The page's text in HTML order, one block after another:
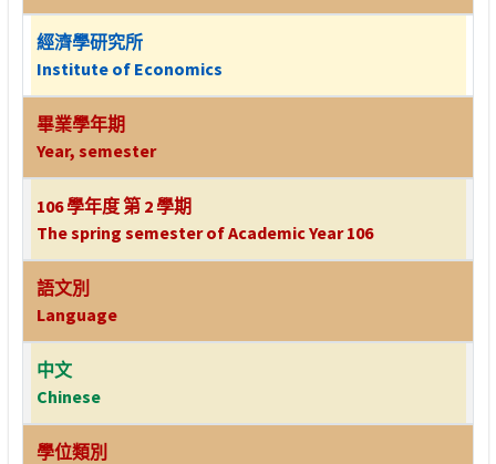
經濟學研究所
Institute of Economics
畢業學年期
Year, semester
106 學年度 第 2 學期
The spring semester of Academic Year 106
語文別
Language
中文
Chinese
學位類別